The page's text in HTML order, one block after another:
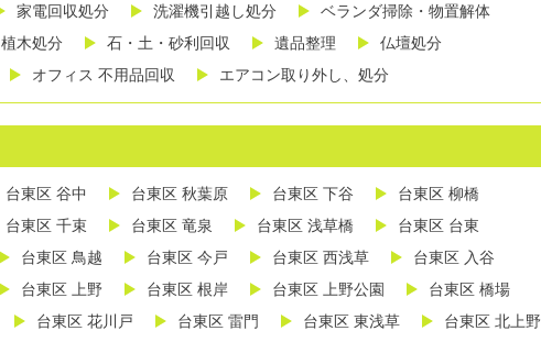
家電回収処分 洗濯機引越し処分
ベランダ掃除・物置解体
植木処分 石・土・砂利回収 遺品整理
仏壇処分
オフィス 不用品回収 エアコン取り外し、処分
台東区 谷中 台東区 秋葉原 台東区 下谷
台東区 柳橋
台東区 千束 台東区 竜泉 台東区 浅草橋
台東区 台東
台東区 鳥越 台東区 今戸 台東区 西浅草
台東区 入谷
台東区 上野 台東区 根岸 台東区 上野公園
台東区 橋場
台東区 花川戸 台東区 雷門 台東区 東浅草
台東区 北上野